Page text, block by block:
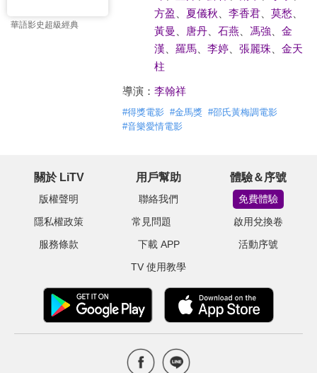
華語影史超級經典
方盈
夏儀秋 李香君、 莫愁
黃曼
唐丹、 石燕 馮強
金
漢
羅馬、 李婷、 張麗珠
金天
柱
導演： 李翰祥
#得獎電影 #金馬獎 #邵氏黃梅調電影
#音樂愛情電影
關於 LiTV
版權聲明
隱私權政策
服務條款
用戶幫助
聯絡我們
常見問題
下載 APP
TV 使用教學
體驗＆序號
免費體驗
啟用兌換卷
活動序號